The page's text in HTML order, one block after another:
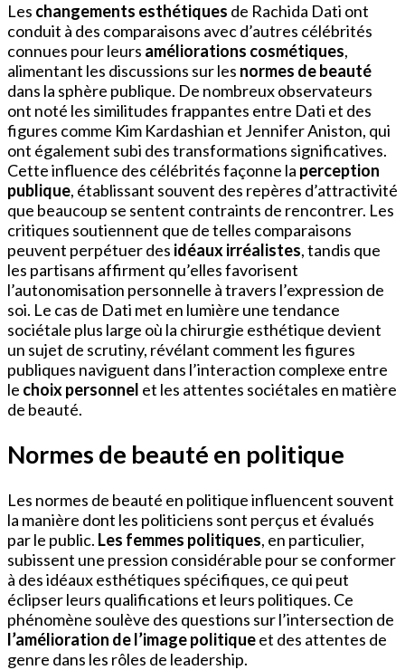
Les changements esthétiques de Rachida Dati ont
conduit à des comparaisons avec d’autres célébrités
connues pour leurs améliorations cosmétiques,
alimentant les discussions sur les normes de beauté
dans la sphère publique. De nombreux observateurs
ont noté les similitudes frappantes entre Dati et des
figures comme Kim Kardashian et Jennifer Aniston, qui
ont également subi des transformations significatives.
Cette influence des célébrités façonne la perception
publique, établissant souvent des repères d’attractivité
que beaucoup se sentent contraints de rencontrer. Les
critiques soutiennent que de telles comparaisons
peuvent perpétuer des idéaux irréalistes, tandis que
les partisans affirment qu’elles favorisent
l’autonomisation personnelle à travers l’expression de
soi. Le cas de Dati met en lumière une tendance
sociétale plus large où la chirurgie esthétique devient
un sujet de scrutiny, révélant comment les figures
publiques naviguent dans l’interaction complexe entre
le choix personnel et les attentes sociétales en matière
de beauté.
Normes de beauté en politique
Les normes de beauté en politique influencent souvent
la manière dont les politiciens sont perçus et évalués
par le public. Les femmes politiques, en particulier,
subissent une pression considérable pour se conformer
à des idéaux esthétiques spécifiques, ce qui peut
éclipser leurs qualifications et leurs politiques. Ce
phénomène soulève des questions sur l’intersection de
l’amélioration de l’image politiqueet des attentes de
genre dans les rôles de leadership.